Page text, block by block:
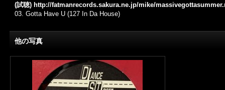
(試聴) http://fatmanrecords.sakura.ne.jp/mike/
03. Gotta Have U (127 In Da House)
他の写真